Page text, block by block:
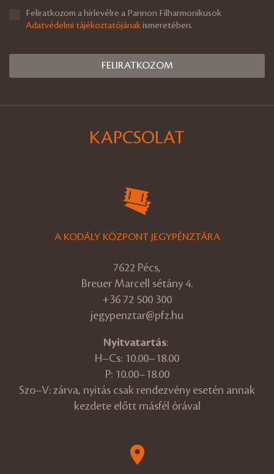
Feliratkozom a hírlevélre a Pannon Filharmonikusok
Adatvédelmi tájékoztatójánakismeretében.
KAPCSOLAT
A KODÁLY KÖZPONT JEGYPÉNZTÁRA
7622 Pécs,
Breuer Marcell sétány 4.
+36 72 500 300
jegypenztar@pfz.hu
Nyitvatartás:
H–Cs: 10.00–18.00
P: 10.00–18.00
Szo–V: zárva, nyitás csak rendezvény esetén annak
kezdete előtt másfél órával